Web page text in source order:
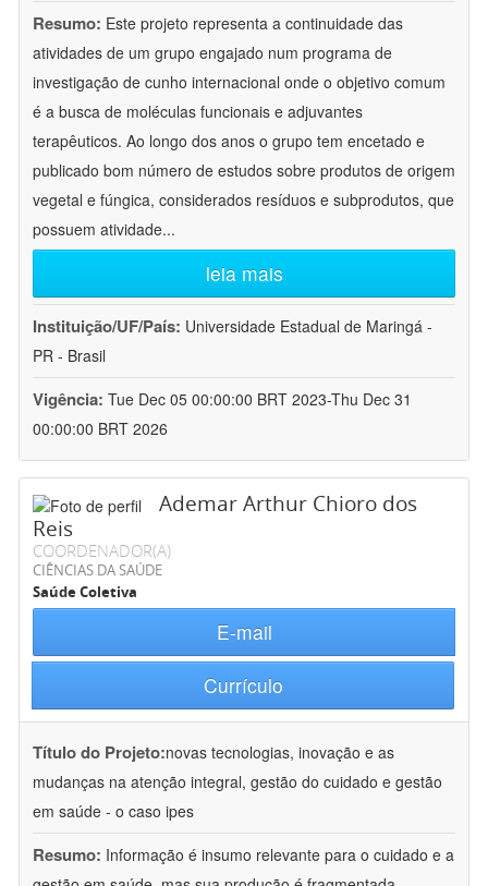
Resumo: Este projeto representa a continuidade das
atividades de um grupo engajado num programa de
investigação de cunho internacional onde o objetivo comum
é a busca de moléculas funcionais e adjuvantes
terapêuticos. Ao longo dos anos o grupo tem encetado e
publicado bom número de estudos sobre produtos de origem
vegetal e fúngica, considerados resíduos e subprodutos, que
possuem atividade...
leia mais
Instituição/UF/País: Universidade Estadual de Maringá -
PR - Brasil
Vigência: Tue Dec 05 00:00:00 BRT 2023-Thu Dec 31
00:00:00 BRT 2026
Ademar Arthur Chioro dos
Reis
COORDENADOR(A)
CIÊNCIAS DA SAÚDE
Saúde Coletiva
E-mail
Currículo
Título do Projeto:novas tecnologias, inovação e as
mudanças na atenção integral, gestão do cuidado e gestão
em saúde - o caso ipes
Resumo: Informação é insumo relevante para o cuidado e a